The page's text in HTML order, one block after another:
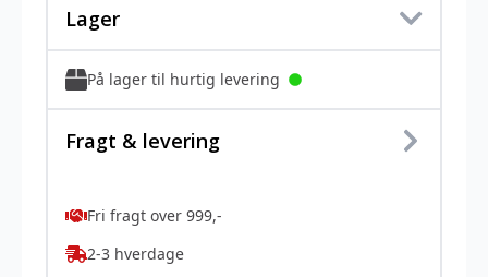
Lager
På lager til hurtig levering
Fragt & levering
Fri fragt over 999,-
2-3 hverdage